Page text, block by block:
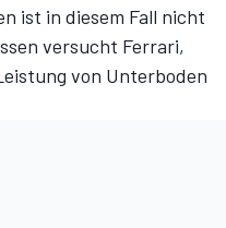
ist in diesem Fall nicht
versucht Ferrari,
von Unterboden